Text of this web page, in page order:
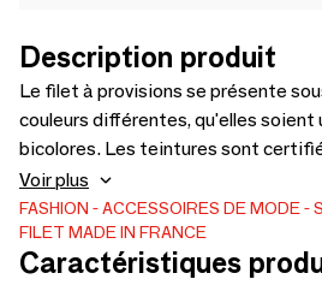
Description produit
Le filet à provisions se présente
couleurs différentes, qu'elles soient
bicolores. Les teintures sont
100. Il existe donc 4 tailles de filets
standard, standard porté épaule et XXL (pour les jouets et
le linge). Les multitudes de couleurs,
vives permettent à chacun de
Voir plus
FASHION ACCESSOIRES DE MODE
FILET MADE IN FRANCE
Caractéristiques